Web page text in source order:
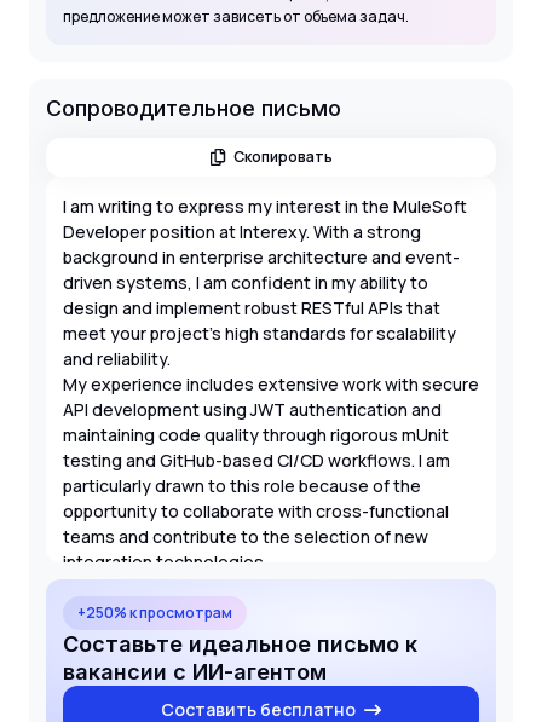
предложение может зависеть от объема задач.
Сопроводительное письмо
Скопировать
I am writing to express my interest in the MuleSoft
Developer position at Interexy. With a strong
background in enterprise architecture and event-
driven systems, I am confident in my ability to
design and implement robust RESTful APIs that
meet your project's high standards for scalability
and reliability.
My experience includes extensive work with secure
API development using JWT authentication and
maintaining code quality through rigorous mUnit
testing and GitHub-based CI/CD workflows. I am
particularly drawn to this role because of the
opportunity to collaborate with cross-functional
teams and contribute to the selection of new
integration technologies.
As a proactive team player with B2 English
proficiency, I am eager to bring my technical
expertise and problem-solving skills to your long-
term project. Thank you for considering my
application.
+250% к просмотрам
Составьте идеальное письмо к
вакансии с ИИ-агентом
Составить бесплатно